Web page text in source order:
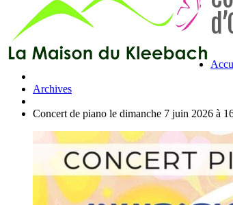
Archives
Concert de piano le dimanche 7 juin 2026 à